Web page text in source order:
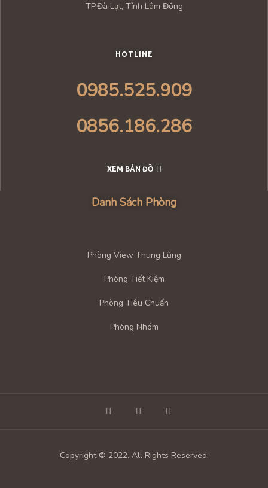
TP.Đà Lạt, Tỉnh Lâm Đồng
HOTLINE
0985.525.909
0856.186.286
XEM BẢN ĐỒ
Danh Sách Phòng
Phòng View Thung Lũng
Phòng Tiết Kiệm
Phòng Tiêu Chuẩn
Phòng Nhóm
Copyright © 2022. All Rights Reserved.